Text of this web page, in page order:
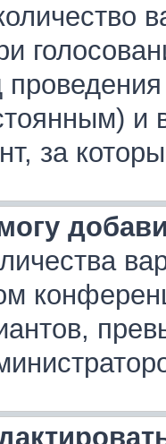
и
за